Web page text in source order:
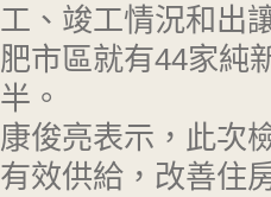
工、竣工情況和出
肥市區就有44家純
半。
康俊亮表示，此次
有效供給，改善住